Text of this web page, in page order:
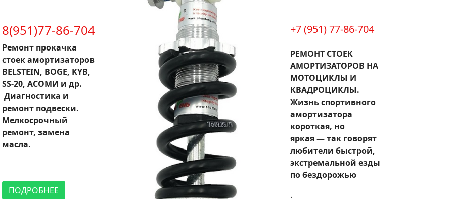
8(951)77-86-704
Ремонт прокачка
стоек амортизаторов
BELSTEIN, BOGE, KYB,
SS-20, АСОМИ и др.
Диагностика и
ремонт подвески.
Мелкосрочный
ремонт, замена
масла.
ПОДРОБНЕЕ
+7 (951) 77-86-704
РЕМОНТ СТОЕК
АМОРТИЗАТОРОВ НА
МОТОЦИКЛЫ И
КВАДРОЦИКЛЫ.
Жизнь спортивного
амортизатора
короткая, но
яркая — так говорят
любители быстрой,
экстремальной езды
по бездорожью
.